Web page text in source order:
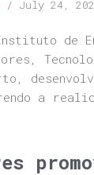
July 24,
de
a